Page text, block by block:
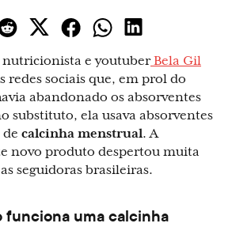
nutricionista e youtuber Bela Gil
redes sociais que, em prol do
abandonado os absorventes
substituto, ela usava absorventes
calcinha menstrual. A
novo produto despertou muita
seguidoras brasileiras.
funciona uma calcinha